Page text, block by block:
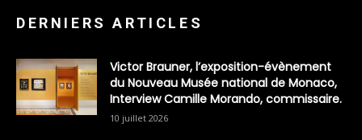
DERNIERS ARTICLES
Victor Brauner, l’exposition-évènement
du Nouveau Musée national de Monaco,
Interview Camille Morando, commissaire.
10 juillet 2026